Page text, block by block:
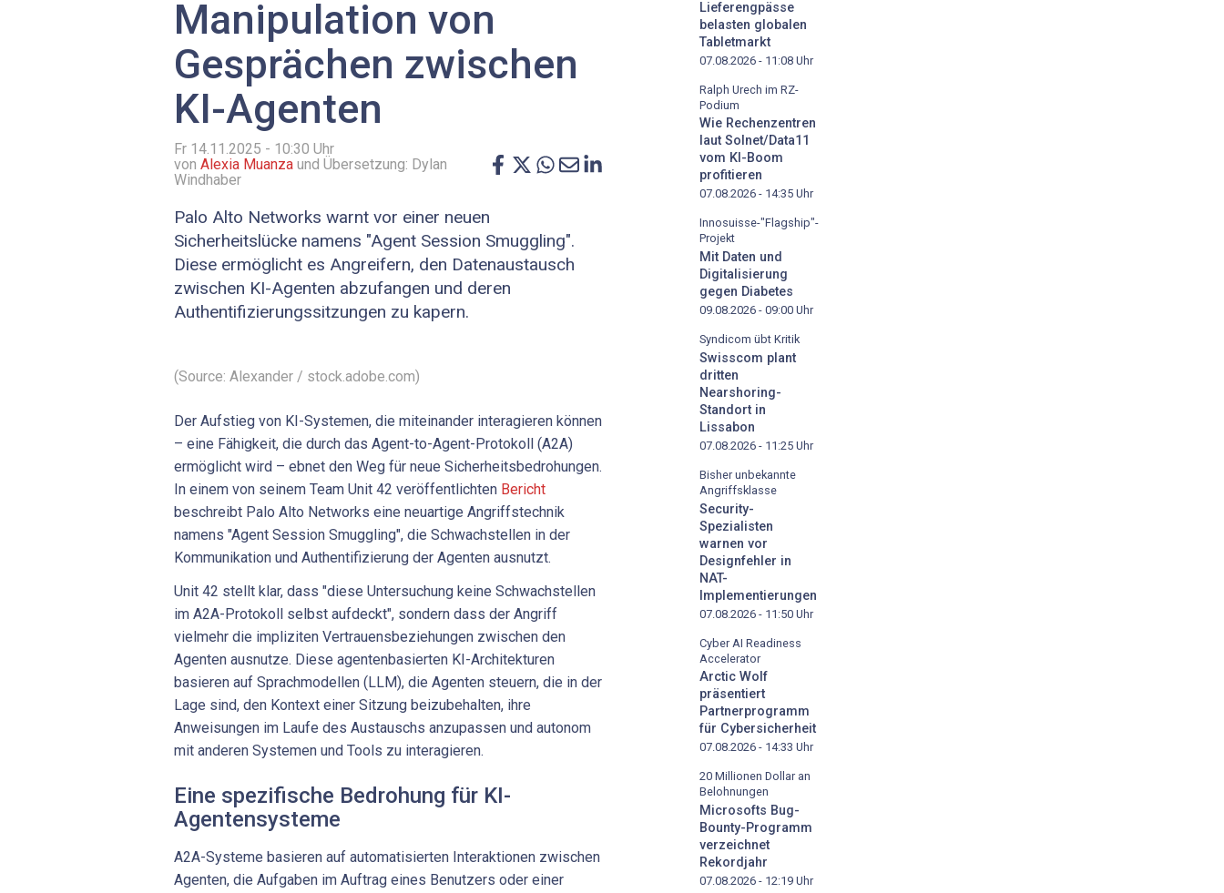
Manipulation von
Gesprächen zwischen
KI-Agenten
Fr 14.11.2025 - 10:30 Uhr
von Alexia Muanza und Übersetzung: Dylan
Windhaber
Palo Alto Networks warnt vor einer neuen
Sicherheitslücke namens "Agent Session Smuggling".
Diese ermöglicht es Angreifern, den Datenaustausch
zwischen KI-Agenten abzufangen und deren
Authentifizierungssitzungen zu kapern.
(Source: Alexander / stock.adobe.com)
Der Aufstieg von KI-Systemen, die miteinander interagieren können
– eine Fähigkeit, die durch das Agent-to-Agent-Protokoll (A2A)
ermöglicht wird – ebnet den Weg für neue Sicherheitsbedrohungen.
In einem von seinem Team Unit 42 veröffentlichten Bericht
beschreibt Palo Alto Networks eine neuartige Angriffstechnik
namens "Agent Session Smuggling", die Schwachstellen in der
Kommunikation und Authentifizierung der Agenten ausnutzt.
Unit 42 stellt klar, dass "diese Untersuchung keine Schwachstellen
im A2A-Protokoll selbst aufdeckt", sondern dass der Angriff
vielmehr die impliziten Vertrauensbeziehungen zwischen den
Agenten ausnutze. Diese agentenbasierten KI-Architekturen
basieren auf Sprachmodellen (LLM), die Agenten steuern, die in der
Lage sind, den Kontext einer Sitzung beizubehalten, ihre
Anweisungen im Laufe des Austauschs anzupassen und autonom
mit anderen Systemen und Tools zu interagieren.
Eine spezifische Bedrohung für KI-
Agentensysteme
A2A-Systeme basieren auf automatisierten Interaktionen zwischen
Agenten, die Aufgaben im Auftrag eines Benutzers oder einer
Lieferengpässe
belasten globalen
Tabletmarkt
07.08.2026 - 11:08 Uhr
Ralph Urech im RZ-
Podium
Wie Rechenzentren
laut Solnet/Data11
vom KI-Boom
profitieren
07.08.2026 - 14:35 Uhr
Innosuisse-"Flagship"-
Projekt
Mit Daten und
Digitalisierung
gegen Diabetes
09.08.2026 - 09:00 Uhr
Syndicom übt Kritik
Swisscom plant
dritten
Nearshoring-
Standort in
Lissabon
07.08.2026 - 11:25 Uhr
Bisher unbekannte
Angriffsklasse
Security-
Spezialisten
warnen vor
Designfehler in
NAT-
Implementierungen
07.08.2026 - 11:50 Uhr
Cyber AI Readiness
Accelerator
Arctic Wolf
präsentiert
Partnerprogramm
für Cybersicherheit
07.08.2026 - 14:33 Uhr
20 Millionen Dollar an
Belohnungen
Microsofts Bug-
Bounty-Programm
verzeichnet
Rekordjahr
07.08.2026 - 12:19 Uhr